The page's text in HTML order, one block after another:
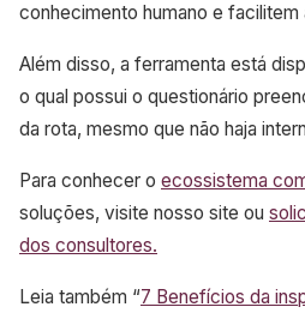
conhecimento humano e facilitem
Além disso, a ferramenta está
o qual possui o questionário
da rota, mesmo que não haja
Para conhecer o ecossistema
soluções, visite nosso site ou
dos consultores.
Leia também “7 Benefícios da